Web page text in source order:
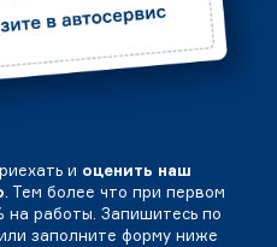
и оценить наш
. Тем более что при первом
на работы. Запишитесь по
заполните форму ниже